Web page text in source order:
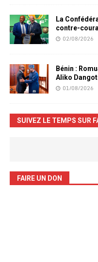
La
contre-
02/08/2026
Bénin :
Aliko
01/08/2026
SUIVEZ LE TEMPS SUR
FAIRE UN DON